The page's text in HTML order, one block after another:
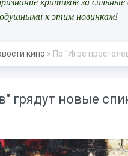
критиков за
к этим новинкам!
кино » По "Игре
грядут новые